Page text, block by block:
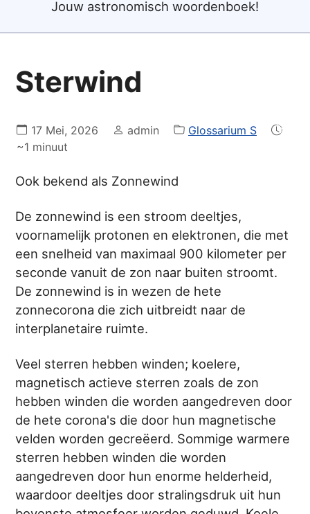
Jouw astronomisch woordenboek!
Sterwind
17 Mei, 2026 admin
Glossarium S
~1 minuut
Ook bekend als Zonnewind
De zonnewind is een stroom deeltjes,
voornamelijk protonen en elektronen, die met
een snelheid van maximaal 900 kilometer per
seconde vanuit de zon naar buiten stroomt.
De zonnewind is in wezen de hete
zonnecorona die zich uitbreidt naar de
interplanetaire ruimte.
Veel sterren hebben winden; koelere,
magnetisch actieve sterren zoals de zon
hebben winden die worden aangedreven door
de hete corona's die door hun magnetische
velden worden gecreëerd. Sommige warmere
sterren hebben winden die worden
aangedreven door hun enorme helderheid,
waardoor deeltjes door stralingsdruk uit hun